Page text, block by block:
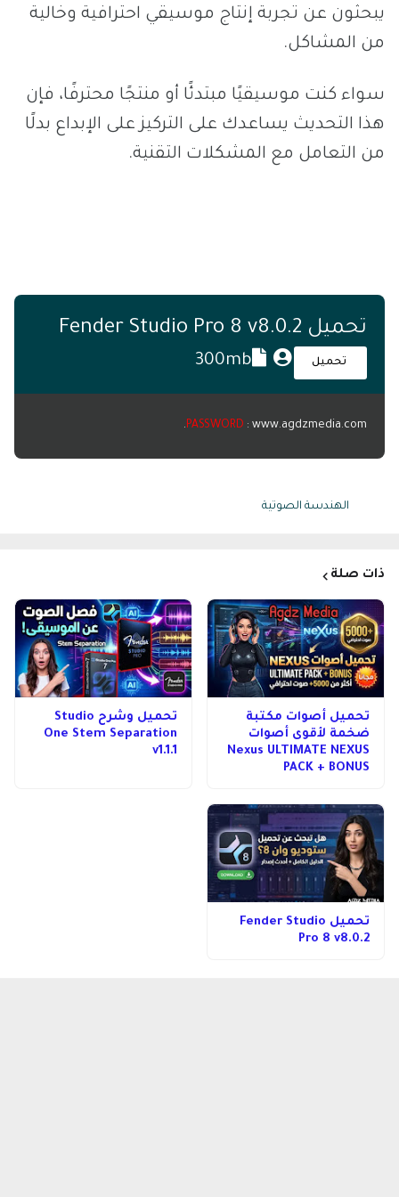
يبحثون عن تجربة إنتاج موسيقي احترافية وخالية
من المشاكل.
سواء كنت موسيقيًا مبتدئًا أو منتجًا محترفًا، فإن
هذا التحديث يساعدك على التركيز على الإبداع بدلًا
من التعامل مع المشكلات التقنية.
تحميل Fender Studio Pro 8 v8.0.2
تحميل 300mb
PASSWORD : www.agdzmedia.com.
الهندسة الصوتية
ذات صلة
تحميل أصوات مكتبة
ضخمة لأقوى أصوات
Nexus ULTIMATE NEXUS
PACK + BONUS
تحميل وشرح Studio
One Stem Separation
v1.1.1
تحميل Fender Studio
Pro 8 v8.0.2